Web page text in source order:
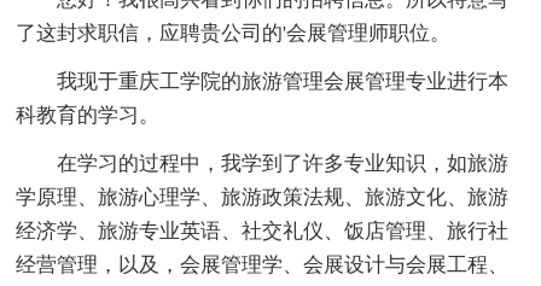
了这封求职信，应聘贵公司的'会展管理师职位。
我现于重庆工学院的旅游管理会展管理专业进行本
科教育的学习。
在学习的过程中，我学到了许多专业知识，如旅游
学原理、旅游心理学、旅游政策法规、旅游文化、旅游
经济学、旅游专业英语、社交礼仪、饭店管理、旅行社
经营管理，以及，会展管理学、会展设计与会展工程、